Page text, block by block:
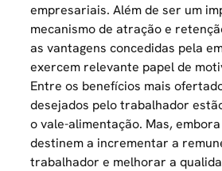
empresariais. Além de ser um
mecanismo de atração e
as vantagens concedidas pela
exercem relevante papel de
Entre os benefícios mais
desejados pelo trabalhador
o vale-alimentação. Mas,
destinem a incrementar a
trabalhador e melhorar a